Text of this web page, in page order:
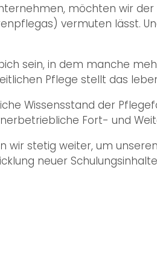
möchten wir
vermuten lässt.
sein, in dem manche
Pflege stellt das
Wissensstand der
Fort- und
wir stetig weiter, um
neuer